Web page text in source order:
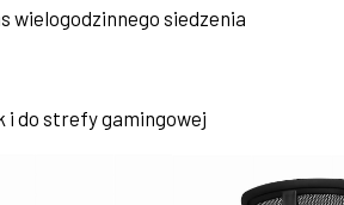
wielogodzinnego siedzenia
i do strefy gamingowej